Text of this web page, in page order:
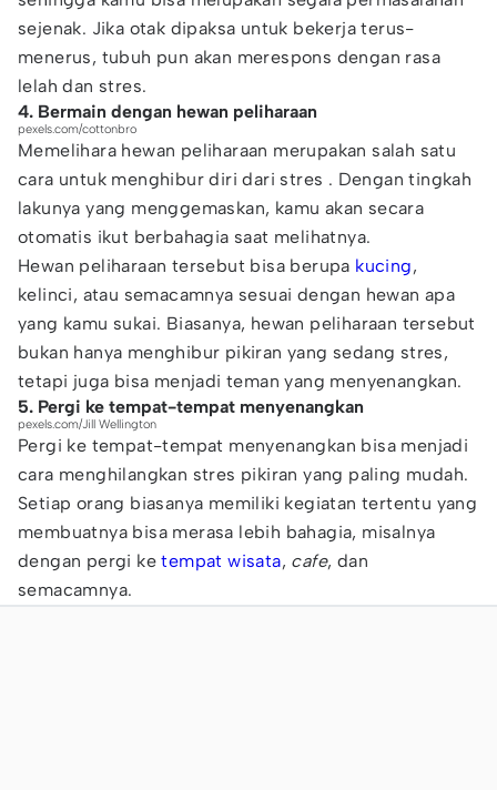
sejenak. Jika otak dipaksa untuk bekerja terus-
menerus, tubuh pun akan merespons dengan rasa
lelah dan stres.
4. Bermain dengan hewan peliharaan
pexels.com/cottonbro
Memelihara hewan peliharaan merupakan salah satu
cara untuk menghibur diri dari stres . Dengan tingkah
lakunya yang menggemaskan, kamu akan secara
otomatis ikut berbahagia saat melihatnya.
Hewan peliharaan tersebut bisa berupa kucing,
kelinci, atau semacamnya sesuai dengan hewan apa
yang kamu sukai. Biasanya, hewan peliharaan tersebut
bukan hanya menghibur pikiran yang sedang stres,
tetapi juga bisa menjadi teman yang menyenangkan.
5. Pergi ke tempat-tempat menyenangkan
pexels.com/Jill Wellington
Pergi ke tempat-tempat menyenangkan bisa menjadi
cara menghilangkan stres pikiran yang paling mudah.
Setiap orang biasanya memiliki kegiatan tertentu yang
membuatnya bisa merasa lebih bahagia, misalnya
dengan pergi ketempat wisata, cafe, dan
semacamnya.